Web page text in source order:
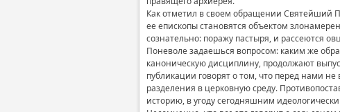
Как отметил в своем обращении Святейший
ее епископы становятся объектом
сознательно: поражу пастыря, и рассеются
Поневоле задаешься вопросом: каким же
каноническую дисциплину, продолжают
публикации говорят о том, что перед нами
разделения в церковную среду.
историю, в угоду сегодняшним